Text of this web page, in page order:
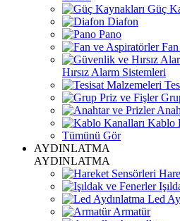
Güç
Diafon
Pano
Fan
Hırsız Alarm Sistemleri
Kablo
Tümünü Gör
AYDINLATMA
AYDINLATMA
Led
Armatür